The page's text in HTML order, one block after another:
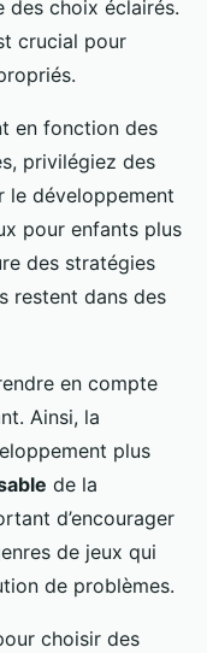
des choix éclairés.
crucial pour
en fonction des
privilégiez des
le développement
pour enfants plus
des stratégies
restent dans des
en compte
Ainsi, la
plus
de la
d’encourager
de jeux qui
de problèmes.
choisir des